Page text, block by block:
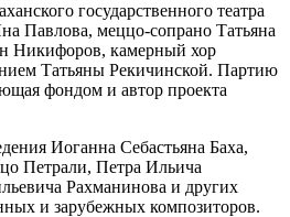
государственного театра
Павлова, меццо-сопрано Татьяна
Никифоров, камерный хор
Татьяны Рекичинской. Партию
фондом и автор проекта
Иоганна Себастьяна Баха,
Петрали, Петра Ильича
Рахманинова и других
и зарубежных композиторов.